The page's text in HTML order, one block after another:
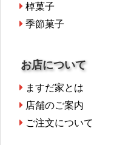
棹菓子
季節菓子
お店について
ますだ家とは
店舗のご案内
ご注文について